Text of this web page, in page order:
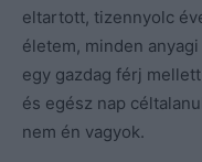
eltartott, tizennyolc
életem, minden
egy gazdag férj
és egész nap
nem én vagyok.